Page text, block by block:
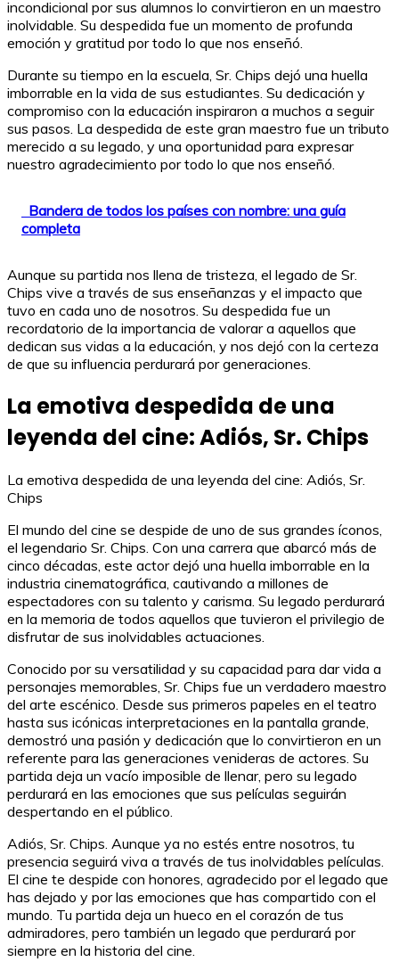
incondicional por sus alumnos lo convirtieron en un maestro
inolvidable. Su despedida fue un momento de profunda
emoción y gratitud por todo lo que nos enseñó.
Durante su tiempo en la escuela, Sr. Chips dejó una huella
imborrable en la vida de sus estudiantes. Su dedicación y
compromiso con la educación inspiraron a muchos a seguir
sus pasos. La despedida de este gran maestro fue un tributo
merecido a su legado, y una oportunidad para expresar
nuestro agradecimiento por todo lo que nos enseñó.
Bandera de todos los países con nombre: una guía
completa
Aunque su partida nos llena de tristeza, el legado de Sr.
Chips vive a través de sus enseñanzas y el impacto que
tuvo en cada uno de nosotros. Su despedida fue un
recordatorio de la importancia de valorar a aquellos que
dedican sus vidas a la educación, y nos dejó con la certeza
de que su influencia perdurará por generaciones.
La emotiva despedida de una
leyenda del cine: Adiós, Sr. Chips
La emotiva despedida de una leyenda del cine: Adiós, Sr.
Chips
El mundo del cine se despide de uno de sus grandes íconos,
el legendario Sr. Chips. Con una carrera que abarcó más de
cinco décadas, este actor dejó una huella imborrable en la
industria cinematográfica, cautivando a millones de
espectadores con su talento y carisma. Su legado perdurará
en la memoria de todos aquellos que tuvieron el privilegio de
disfrutar de sus inolvidables actuaciones.
Conocido por su versatilidad y su capacidad para dar vida a
personajes memorables, Sr. Chips fue un verdadero maestro
del arte escénico. Desde sus primeros papeles en el teatro
hasta sus icónicas interpretaciones en la pantalla grande,
demostró una pasión y dedicación que lo convirtieron en un
referente para las generaciones venideras de actores. Su
partida deja un vacío imposible de llenar, pero su legado
perdurará en las emociones que sus películas seguirán
despertando en el público.
Adiós, Sr. Chips. Aunque ya no estés entre nosotros, tu
presencia seguirá viva a través de tus inolvidables películas.
El cine te despide con honores, agradecido por el legado que
has dejado y por las emociones que has compartido con el
mundo. Tu partida deja un hueco en el corazón de tus
admiradores, pero también un legado que perdurará por
siempre en la historia del cine.